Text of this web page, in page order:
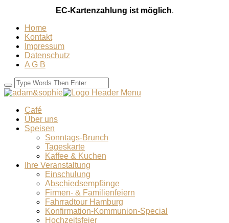
EC-Kartenzahlung ist möglich.
Home
Kontakt
Impressum
Datenschutz
A G B
Café
Über uns
Speisen
Sonntags-Brunch
Tageskarte
Kaffee & Kuchen
Ihre Veranstaltung
Einschulung
Abschiedsempfänge
Firmen- & Familienfeiern
Fahrradtour Hamburg
Konfirmation-Kommunion-Special
Hochzeitsfeier